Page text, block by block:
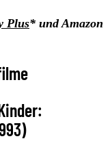
Plus* und Amazon